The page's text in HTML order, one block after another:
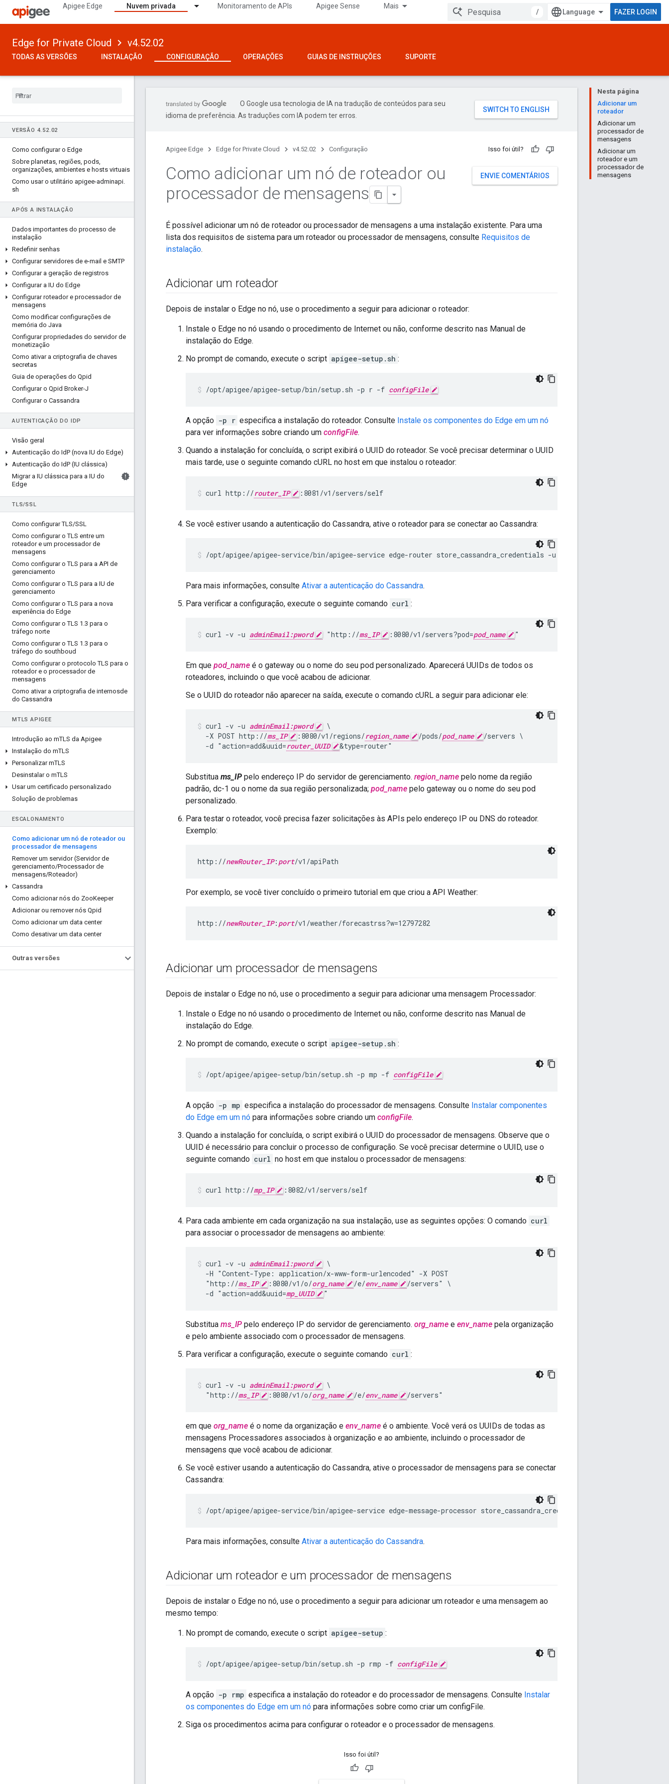
Apigee Edge Nuvem privada Monitoramento de APIs Apigee Sense Mais
/ FAZER LOGIN
Edge for Private Cloud v4.52.02
TODAS AS VERSÕES INSTALAÇÃO CONFIGURAÇÃO OPERAÇÕES GUIAS DE INSTRUÇÕES SUPORTE
VERSÃO 4. 52.02
Como configurar o Edge
Sobre planetas, regiões, pods,
organizações, ambientes e hosts virtuais
Como usar o utilitário apigee-adminapi.
sh
APÓS A INSTALAÇÃO
Dados importantes do processo de
instalação
Redefinir senhas
Configurar servidores de e-mail e SMTP
Configurar a geração de registros
Configurar a IU do Edge
Configurar roteador e processador de
mensagens
Como modificar configurações de
memória do Java
Configurar propriedades do servidor de
monetização
Como ativar a criptografia de chaves
secretas
Guia de operações do Qpid
Configurar o Qpid Broker-J
Configurar o Cassandra
AUTENTICAÇÃO DO IDP
Visão geral
Autenticação do IdP (nova IU do Edge)
Autenticação do IdP (IU clássica)
Migrar a IU clássica para a IU do
Edge
TLS/SSL
Como configurar TLS/SSL
Como configurar o TLS entre um
roteador e um processador de
mensagens
Como configurar o TLS para a API de
gerenciamento
Como configurar o TLS para a IU de
gerenciamento
Como configurar o TLS para a nova
experiência do Edge
Como configurar o TLS 1 .3 para o
tráfego norte
Como configurar o TLS 1 .3 para o
tráfego do southboud
Como configurar o protocolo TLS para o
roteador e o processador de
mensagens
Como ativar a criptografia de internosde
do Cassandra
MTLS APIGEE
Introdução ao mTLS da Apigee
Instalação do mTLS
Personalizar mTLS
Desinstalar o mTLS
Usar um certificado personalizado
Solução de problemas
ESCALONAMENTO
Como adicionar um nó de roteador ou
processador de mensagens
Remover um servidor (Servidor de
gerenciamento/Processador de
mensagens/Roteador)
Cassandra
Como adicionar nós do ZooKeeper
Adicionar ou remover nós Qpid
Como adicionar um data center
Como desativar um data center
Outras versões
Nesta página
Adicionar um
roteador
Adicionar um
processador de
mensagens
Adicionar um
roteador e um
processador de
mensagens
O Google usa tecnologia de IA na tradução de conteúdos para seu
idioma de preferência. As traduções com IA podem ter erros.
Apigee Edge Edge for Private Cloud v4.52.02 Configuração Isso foi útil?
ENVIE COMENTÁRIOS
Como adicionar um nó de roteador ou
processador de mensagens
É possível adicionar um nó de roteador ou processador de mensagens a uma instalação existente. Para uma
lista dos requisitos de sistema para um roteador ou processador de mensagens, consulte Requisitos de
instalação.
Adicionar um roteador
Depois de instalar o Edge no nó, use o procedimento a seguir para adicionar o roteador:
Instale o Edge no nó usando o procedimento de Internet ou não, conforme descrito nas Manual de
instalação do Edge.
No prompt de comando, execute o script apigee-setup.sh :
/opt/apigee/apigee-setup/bin/setup.sh -p r -f configFile
A opção -p r especifica a instalação do roteador. Consulte Instale os componentes do Edge em um nó
para ver informações sobre criando um configFile.
Quando a instalação for concluída, o script exibirá o UUID do roteador. Se você precisar determinar o UUID
mais tarde, use o seguinte comando cURL no host em que instalou o roteador:
curl http://router_IP :8081/v1/servers/self
Se você estiver usando a autenticação do Cassandra, ative o roteador para se conectar ao Cassandra:
/opt/apigee/apigee-service/bin/apigee-service edge-router store_cassandra_credentials -u
Para mais informações, consulte Ativar a autenticação do Cassandra.
Para verificar a configuração, execute o seguinte comando curl :
curl -v -u adminEmail:pword "http://ms_IP :8080/v1/servers?pod=pod_name "
Em que pod_name é o gateway ou o nome do seu pod personalizado. Aparecerá UUIDs de todos os
roteadores, incluindo o que você acabou de adicionar.
Se o UUID do roteador não aparecer na saída, execute o comando cURL a seguir para adicionar ele:
curl -v -u adminEmail:pword
\
  -X POST http://
ms_IP :8080/v1/regions/region_name /pods/pod_name
/servers \
  -d "action=add&uuid=
router_UUID &type=router"
Substitua ms_IP pelo endereço IP do servidor de gerenciamento. region_name pelo nome da região
padrão, dc-1 ou o nome da sua região personalizada; pod_name pelo gateway ou o nome do seu pod
personalizado.
Para testar o roteador, você precisa fazer solicitações às APIs pelo endereço IP ou DNS do roteador.
Exemplo:
http://newRouter_IP: port/v1/apiPath
Por exemplo, se você tiver concluído o primeiro tutorial em que criou a API Weather:
http://newRouter_IP: port/v1/weather/forecastrss?w=12797282
Adicionar um processador de mensagens
Depois de instalar o Edge no nó, use o procedimento a seguir para adicionar uma mensagem Processador:
Instale o Edge no nó usando o procedimento de Internet ou não, conforme descrito nas Manual de
instalação do Edge.
No prompt de comando, execute o script apigee-setup.sh :
/opt/apigee/apigee-setup/bin/setup.sh -p mp -f configFile
A opção -p mp especifica a instalação do processador de mensagens. Consulte Instalar componentes
do Edge em um nó para informações sobre criando um configFile.
Quando a instalação for concluída, o script exibirá o UUID do processador de mensagens. Observe que o
UUID é necessário para concluir o processo de configuração. Se você precisar determine o UUID, use o
seguinte comando curl no host em que instalou o processador de mensagens:
curl http://mp_IP :8082/v1/servers/self
Para cada ambiente em cada organização na sua instalação, use as seguintes opções: O comando curl
para associar o processador de mensagens ao ambiente:
curl -v -u adminEmail:pword
\
  -H "Content-Type: application/x-www-form-urlencoded" -X POST
  "http://
ms_IP :8080/v1/o/org_name /e/env_name
/servers" \
  -d "action=add&uuid=
mp_UUID "
Substitua ms_IP pelo endereço IP do servidor de gerenciamento. org_name e env_name pela organização
e pelo ambiente associado com o processador de mensagens.
Para verificar a configuração, execute o seguinte comando curl :
curl -v -u adminEmail:pword
\
  "http://
ms_IP :8080/v1/o/org_name /e/env_name /servers"
em que org_name é o nome da organização e env_name é o ambiente. Você verá os UUIDs de todas as
mensagens Processadores associados à organização e ao ambiente, incluindo o processador de
mensagens que você acabou de adicionar.
Se você estiver usando a autenticação do Cassandra, ative o processador de mensagens para se conectar
Cassandra:
/opt/apigee/apigee-service/bin/apigee-service edge-message-processor store_cassandra_credentials -u
Para mais informações, consulte Ativar a autenticação do Cassandra.
Adicionar um roteador e um processador de mensagens
Depois de instalar o Edge no nó, use o procedimento a seguir para adicionar um roteador e uma mensagem ao
mesmo tempo:
No prompt de comando, execute o script apigee-setup :
/opt/apigee/apigee-setup/bin/setup.sh -p rmp -f configFile
A opção -p rmp especifica a instalação do roteador e do processador de mensagens. Consulte Instalar
os componentes do Edge em um nó para informações sobre como criar um configFile.
Siga os procedimentos acima para configurar o roteador e o processador de mensagens.
Isso foi útil?